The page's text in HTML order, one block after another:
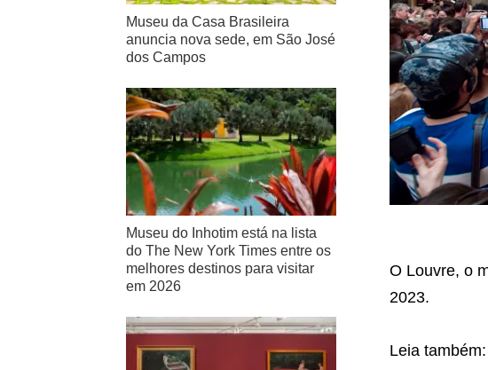
O Louvre, o
2023.
Leia também:
Museu da Casa Brasileira
anuncia nova sede, em São José
dos Campos
Museu do Inhotim está na lista
do The New York Times entre os
melhores destinos para visitar
em 2026